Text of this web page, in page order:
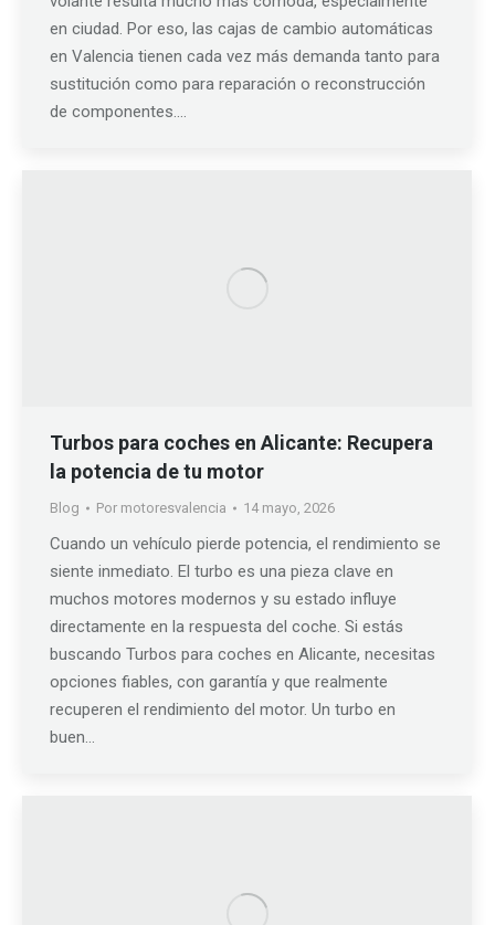
en ciudad. Por eso, las cajas de cambio automáticas
en Valencia tienen cada vez más demanda tanto para
sustitución como para reparación o reconstrucción
de componentes.…
Turbos para coches en Alicante: Recupera
la potencia de tu motor
Blog Por motoresvalencia 14 mayo, 2026
Cuando un vehículo pierde potencia, el rendimiento se
siente inmediato. El turbo es una pieza clave en
muchos motores modernos y su estado influye
directamente en la respuesta del coche. Si estás
buscando Turbos para coches en Alicante, necesitas
opciones fiables, con garantía y que realmente
recuperen el rendimiento del motor. Un turbo en
buen…